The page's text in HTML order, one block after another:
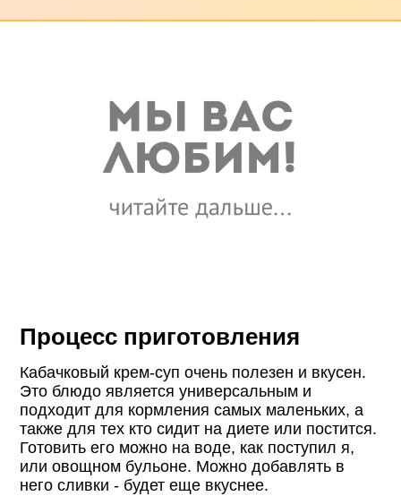
Процесс приготовления
Кабачковый крем-суп очень полезен и вкусен.
Это блюдо является универсальным и
подходит для кормления самых маленьких, а
также для тех кто сидит на диете или постится.
Готовить его можно на воде, как поступил я,
или овощном бульоне. Можно добавлять в
него сливки - будет еще вкуснее.